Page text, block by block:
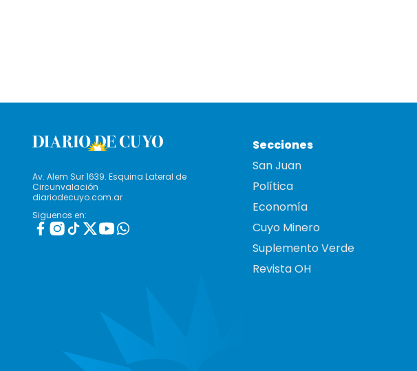
Av. Alem Sur 1639. Esquina Lateral de
Circunvalación
diariodecuyo.com.ar
Siguenos en:
Secciones
San Juan
Política
Economía
Cuyo Minero
Suplemento Verde
Revista OH